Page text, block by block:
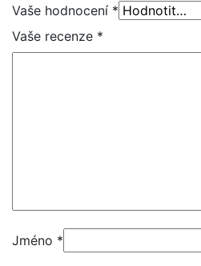
Vaše hodnocení *
Vaše recenze *
Jméno *